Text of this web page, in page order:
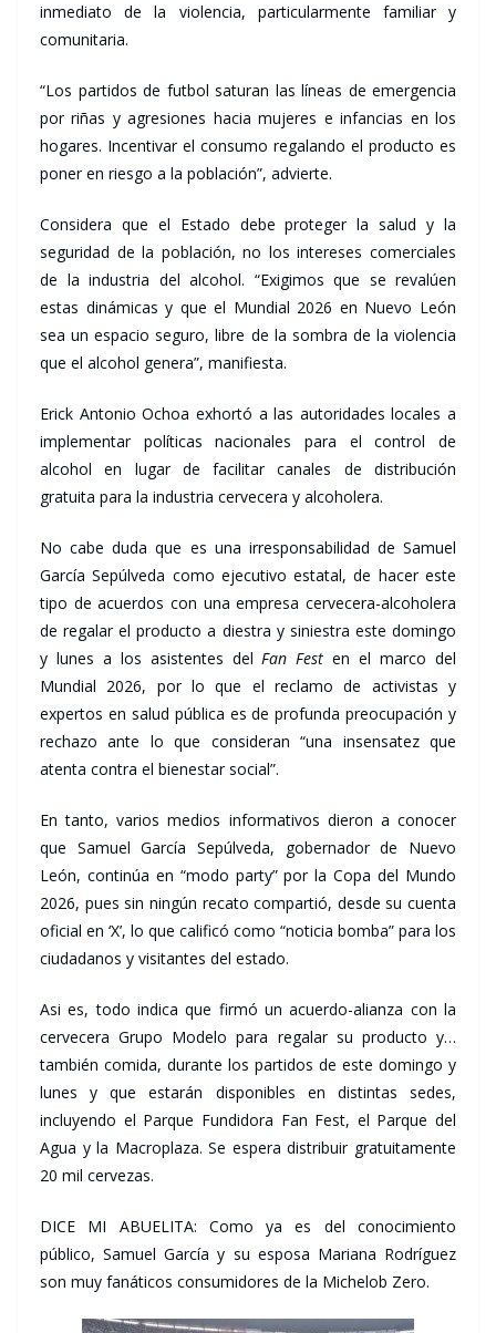
inmediato de la violencia, particularmente familiar y
comunitaria.
“Los partidos de futbol saturan las líneas de emergencia
por riñas y agresiones hacia mujeres e infancias en los
hogares. Incentivar el consumo regalando el producto es
poner en riesgo a la población”, advierte.
Considera que el Estado debe proteger la salud y la
seguridad de la población, no los intereses comerciales
de la industria del alcohol. “Exigimos que se revalúen
estas dinámicas y que el Mundial 2026 en Nuevo León
sea un espacio seguro, libre de la sombra de la violencia
que el alcohol genera”, manifiesta.
Erick Antonio Ochoa exhortó a las autoridades locales a
implementar políticas nacionales para el control de
alcohol en lugar de facilitar canales de distribución
gratuita para la industria cervecera y alcoholera.
No cabe duda que es una irresponsabilidad de Samuel
García Sepúlveda como ejecutivo estatal, de hacer este
tipo de acuerdos con una empresa cervecera-alcoholera
de regalar el producto a diestra y siniestra este domingo
y lunes a los asistentes delFan Fest en el marco del
Mundial 2026, por lo que el reclamo de activistas y
expertos en salud pública es de profunda preocupación y
rechazo ante lo que consideran “una insensatez que
atenta contra el bienestar social”.
En tanto, varios medios informativos dieron a conocer
que Samuel García Sepúlveda, gobernador de Nuevo
León, continúa en “modo party” por la Copa del Mundo
2026, pues sin ningún recato compartió, desde su cuenta
oficial en ‘X’, lo que calificó como “noticia bomba” para los
ciudadanos y visitantes del estado.
Asi es, todo indica que firmó un acuerdo-alianza con la
cervecera Grupo Modelo para regalar su producto y…
también comida, durante los partidos de este domingo y
lunes y que estarán disponibles en distintas sedes,
incluyendo el Parque Fundidora Fan Fest, el Parque del
Agua y la Macroplaza. Se espera distribuir gratuitamente
20 mil cervezas.
DICE MI ABUELITA: Como ya es del conocimiento
público, Samuel García y su esposa Mariana Rodríguez
son muy fanáticos consumidores de la Michelob Zero.